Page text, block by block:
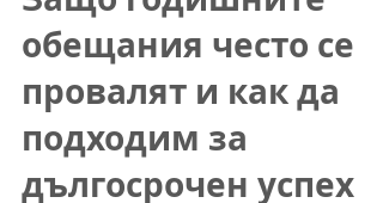
Теди
време за четене: 4 мин.
Защо годишните